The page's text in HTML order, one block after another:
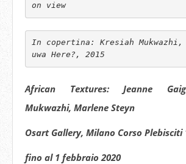
on view
In copertina: Kresiah Mukwazhi,
uwa Here?, 2015
African Textures: Jeanne
Mukwazhi, Marlene Steyn
Osart Gallery, Milano Corso Plebisciti
fino al 1 febbraio 2020